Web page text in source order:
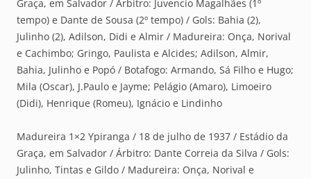
Graça, em Salvador / Árbitro: Juvencio Magalhães (1º
tempo) e Dante de Sousa (2º tempo) / Gols: Bahia (2),
Julinho (2), Adilson, Didi e Almir / Madureira: Onça, Norival
e Cachimbo; Gringo, Paulista e Alcides; Adilson, Almir,
Bahia, Julinho e Popó / Botafogo: Armando, Sá Filho e Hugo;
Mila (Oscar), J.Paulo e Jayme; Pelágio (Amaro), Limoeiro
(Didi), Henrique (Romeu), Ignácio e Lindinho
Madureira 1×2 Ypiranga / 18 de julho de 1937 / Estádio da
Graça, em Salvador / Árbitro: Dante Correia da Silva / Gols:
Julinho, Tintas e Gildo / Madureira: Onça, Norival e